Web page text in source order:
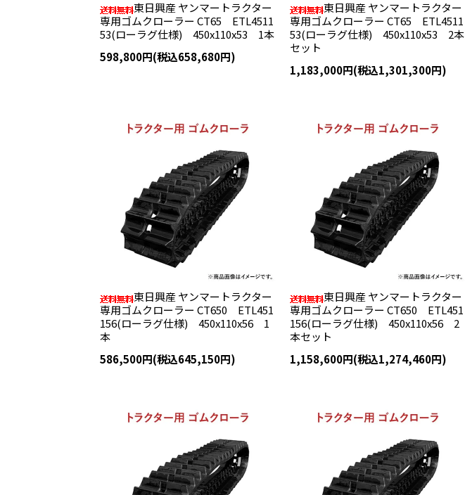
東日興産 ヤンマートラクター
専用ゴムクローラー CT65 ETL4511
53(ローラグ仕様) 450x110x53 1本
598,800円(税込658,680円)
東日興産 ヤンマートラクター
専用ゴムクローラー CT65 ETL4511
53(ローラグ仕様) 450x110x53 2本
セット
1,183,000円(税込1,301,300円)
東日興産 ヤンマートラクター
専用ゴムクローラー CT650 ETL451
156(ローラグ仕様) 450x110x56 1
本
586,500円(税込645,150円)
東日興産 ヤンマートラクター
専用ゴムクローラー CT650 ETL451
156(ローラグ仕様) 450x110x56 2
本セット
1,158,600円(税込1,274,460円)